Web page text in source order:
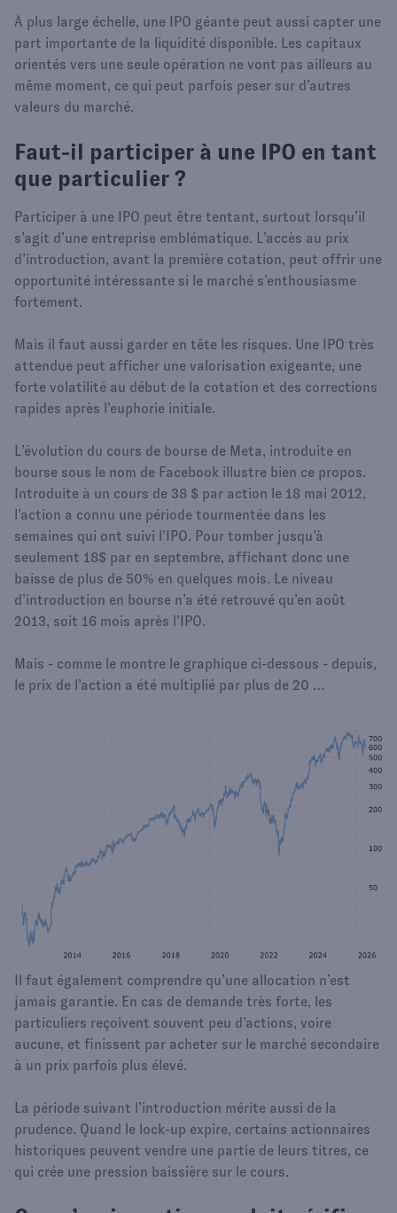
À plus large échelle, une IPO géante peut aussi capter une
part importante de la liquidité disponible. Les capitaux
orientés vers une seule opération ne vont pas ailleurs au
même moment, ce qui peut parfois peser sur d’autres
valeurs du marché.
Faut-il participer à une IPO en tant
que particulier ?
Participer à une IPO peut être tentant, surtout lorsqu’il
s’agit d’une entreprise emblématique. L’accès au prix
d’introduction, avant la première cotation, peut offrir une
opportunité intéressante si le marché s’enthousiasme
fortement.
Mais il faut aussi garder en tête les risques. Une IPO très
attendue peut afficher une valorisation exigeante, une
forte volatilité au début de la cotation et des corrections
rapides après l’euphorie initiale.
L’évolution du cours de bourse de Meta, introduite en
bourse sous le nom de Facebook illustre bien ce propos.
Introduite à un cours de 38 $ par action le 18 mai 2012,
l’action a connu une période tourmentée dans les
semaines qui ont suivi l’IPO. Pour tomber jusqu’à
seulement 18$ par en septembre, affichant donc une
baisse de plus de 50% en quelques mois. Le niveau
d’introduction en bourse n’a été retrouvé qu’en août
2013, soit 16 mois après l’IPO.
Mais - comme le montre le graphique ci-dessous - depuis,
le prix de l’action a été multiplié par plus de 20 …
Il faut également comprendre qu’une allocation n’est
jamais garantie. En cas de demande très forte, les
particuliers reçoivent souvent peu d’actions, voire
aucune, et finissent par acheter sur le marché secondaire
à un prix parfois plus élevé.
La période suivant l’introduction mérite aussi de la
prudence. Quand le lock-up expire, certains actionnaires
historiques peuvent vendre une partie de leurs titres, ce
qui crée une pression baissière sur le cours.